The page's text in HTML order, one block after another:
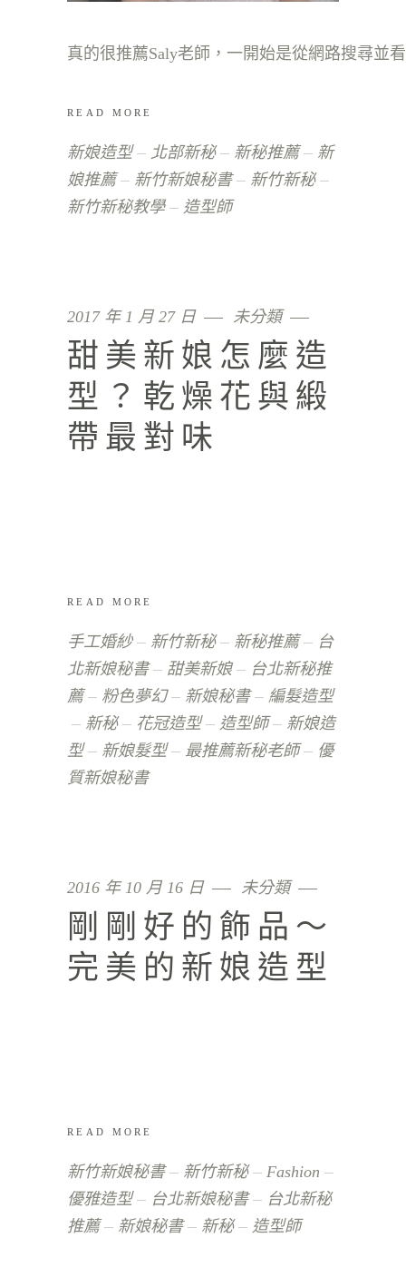
READ MORE
新娘造型 北部新秘 新秘推薦
新
娘推薦
新竹新娘秘書
新竹新秘
新竹新秘教學
造型師
2017 年 1 月 27 日 未分類
甜美新娘怎麼造
型？乾燥花與緞
帶最對味
READ MORE
手工婚紗 新竹新秘 新秘推薦
台
北新娘秘書
甜美新娘
台北新秘推
薦
粉色夢幻 新娘秘書
編髮造型
新秘
花冠造型 造型師
新娘造
型
新娘髮型 最推薦新秘老師
優
質新娘秘書
2016 年 10 月 16 日 未分類
剛剛好的飾品～
完美的新娘造型
READ MORE
新竹新娘秘書 新竹新秘
Fashion
優雅造型
台北新娘秘書
台北新秘
推薦
新娘秘書 新秘 造型師